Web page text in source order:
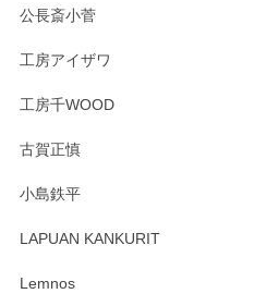
公長斎小菅
工房アイザワ
工房千WOOD
古賀正慎
小島鉄平
LAPUAN KANKURIT
Lemnos